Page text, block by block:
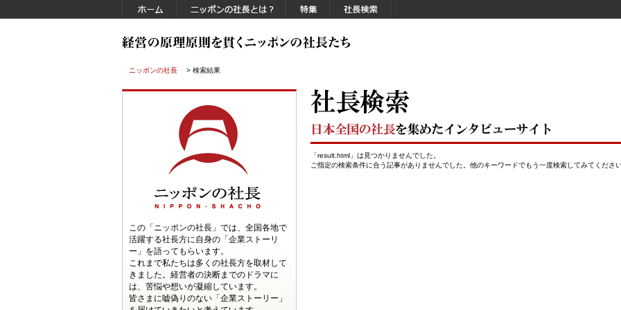
ニッポンの社長 > 検索結果
この「ニッポンの社長」では、全国各地で
活躍する社長方に自身の「企業ストーリ
ー」を語ってもらいます。
これまで私たちは多くの社長方を取材して
きました。経営者の決断までのドラマに
は、苦悩や想いが凝縮しています。
皆さまに嘘偽りのない「企業ストーリー」
「result.html」は見つかりませんでした。
ご指定の検索条件に合う記事がありませんでした。他のキーワードでもう一度検索してみてくださ